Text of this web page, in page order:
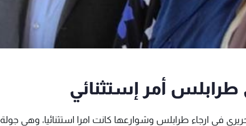
طرابلس أمر إستثنائي
في ارجاء طرابلس وشوارعها كانت امرا استثنائيا، وهي جولة